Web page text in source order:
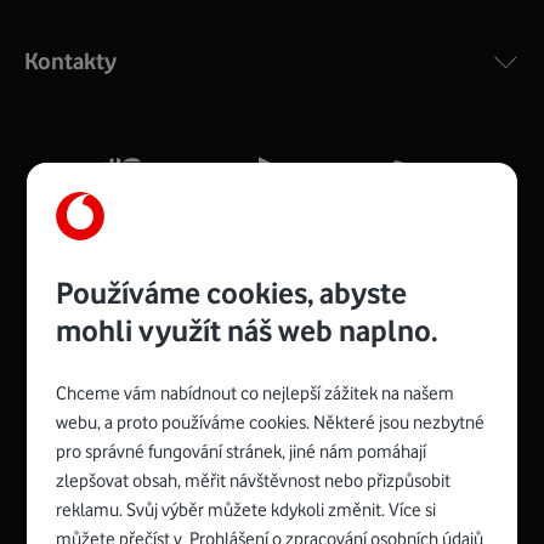
silný signál pro celou domácnost. Kompaktní rozměry 21
Více o COMPAL CH7465VF
Zyxel VMG8623-T50B:
Rozměry modemu jsou 16 x 22 x 7,5 cm (včetně stojánku)
a nabízí 4 gigabitové LAN porty a bezdrátové připojení Wi-
Spojte se s Vodafonem
Kontakty
Používáme cookies, abyste
mohli využít náš web naplno.
Chceme vám nabídnout co nejlepší zážitek na našem
webu, a proto používáme cookies. Některé jsou nezbytné
pro správné fungování stránek, jiné nám pomáhají
zlepšovat obsah, měřit návštěvnost nebo přizpůsobit
reklamu. Svůj výběr můžete kdykoli změnit. Více si
můžete přečíst v Prohlášení o zpracování osobních údajů